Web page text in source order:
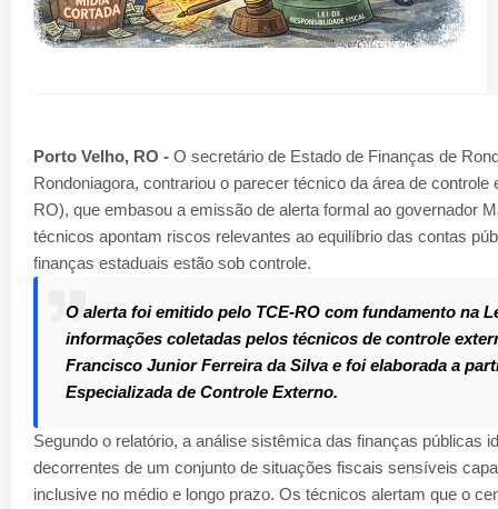
Porto Velho, RO - O secretário de Estado de Finanças de
Rondoniagora, contrariou o parecer técnico da área de
RO), que embasou a emissão de alerta formal ao governador
técnicos apontam riscos relevantes ao equilíbrio das contas
finanças estaduais estão sob controle.
O alerta foi emitido pelo TCE-RO com fundamento na
informações coletadas pelos técnicos de controle
Francisco Junior Ferreira da Silva e foi elaborada a
Especializada de Controle Externo.
Segundo o relatório, a análise sistêmica das finanças públicas
decorrentes de um conjunto de situações fiscais sensíveis
inclusive no médio e longo prazo. Os técnicos alertam que o